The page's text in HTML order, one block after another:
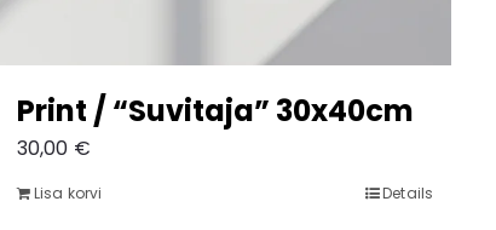
Print / “Suvitaja” 30x40cm
30,00 €
Lisa korvi Details